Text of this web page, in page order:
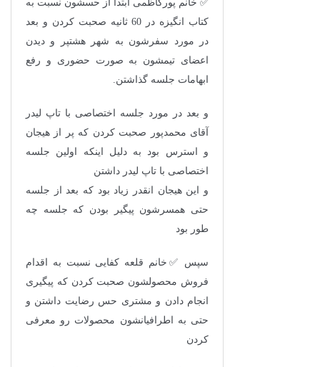
✅ خانم پورکاظمی ابتدا از حسشون نسبت به
کتاب انگیزه در 60 ثانیه صحبت کردن و بعد
در مورد سفرشون به شهر هشتپر و دیدن
اعضای تیمشون به صورت حضوری و رفع
ابهامات جلسه گذاشتن.
و بعد در مورد جلسه اختصاصی با تاپ لیدر
آقای محمدپور صحبت کردن که پر از هیجان
و استرس بود به دلیل اینکه اولین جلسه
اختصاصی با تاپ لیدر داشتن
و این هیجان انقدر زیاد بود که بعد از جلسه
حتی همسرشون پیگیر بودن که جلسه چه
طور بود
سپس ✅خانم قلعه کفایی نسبت به اقدام
فروش محصولشون صحبت کردن که پیگیری
انجام دادن و مشتری حس رضایت داشتن و
حتی به اطرافیانشون محصولات رو معرفی
کردن